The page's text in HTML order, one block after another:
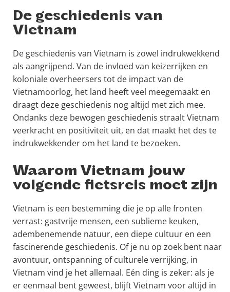
De geschiedenis van
Vietnam
De geschiedenis van Vietnam is zowel indrukwekkend
als aangrijpend. Van de invloed van keizerrijken en
koloniale overheersers tot de impact van de
Vietnamoorlog, het land heeft veel meegemaakt en
draagt deze geschiedenis nog altijd met zich mee.
Ondanks deze bewogen geschiedenis straalt Vietnam
veerkracht en positiviteit uit, en dat maakt het des te
indrukwekkender om het land te bezoeken.
Waarom Vietnam jouw
volgende fietsreis moet zijn
Vietnam is een bestemming die je op alle fronten
verrast: gastvrije mensen, een sublieme keuken,
adembenemende natuur, een diepe cultuur en een
fascinerende geschiedenis. Of je nu op zoek bent naar
avontuur, ontspanning of culturele verrijking, in
Vietnam vind je het allemaal. Eén ding is zeker: als je
er eenmaal bent geweest, blijft Vietnam voor altijd in